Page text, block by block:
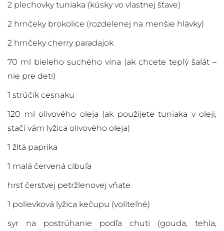
2 plechovky tuniaka (kúsky vo vlastnej šťave)
2 hrnčeky brokolice (rozdelenej na menšie hlávky)
2 hrnčeky cherry paradajok
70 ml bieleho suchého vína (ak chcete teplý šalát –
nie pre deti)
1 strúčik cesnaku
120 ml olivového oleja (ak použijete tuniaka v oleji,
stačí vám lyžica olivového oleja)
1 žltá paprika
1 malá červená cibuľa
hrsť čerstvej petržlenovej vňate
1 polievková lyžica kečupu (voliteľné)
syr na postrúhanie podľa chuti (gouda, tehla,